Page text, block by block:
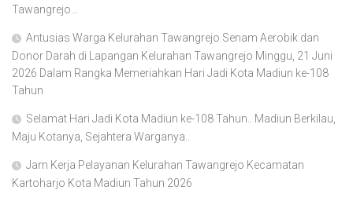
Tawangrejo…
Antusias Warga Kelurahan Tawangrejo Senam Aerobik dan
Donor Darah di Lapangan Kelurahan Tawangrejo Minggu, 21 Juni
2026 Dalam Rangka Memeriahkan Hari Jadi Kota Madiun ke-108
Tahun
Selamat Hari Jadi Kota Madiun ke-108 Tahun.. Madiun Berkilau,
Maju Kotanya, Sejahtera Warganya..
Jam Kerja Pelayanan Kelurahan Tawangrejo Kecamatan
Kartoharjo Kota Madiun Tahun 2026